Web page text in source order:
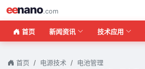
eenano.com
首页 新闻资讯 技术应用
首页 电源技术
电池管理